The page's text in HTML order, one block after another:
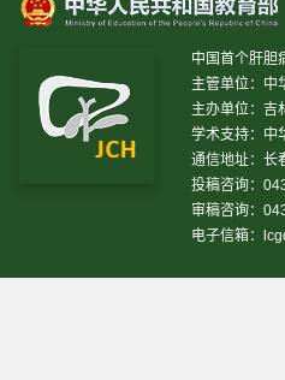
中国首个肝胆
主管单位：中
主办单位：吉
学术支持：中
通信地址：长
投稿咨询：
审稿咨询：
电子信箱：